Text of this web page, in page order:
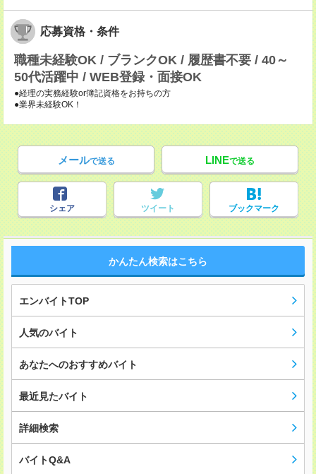
応募資格・条件
職種未経験OK / ブランクOK / 履歴書不要 / 40～
50代活躍中 / WEB登録・面接OK
●経理の実務経験or簿記資格をお持ちの方
●業界未経験OK！
メールで送る LINEで送る
シェア ツイート ブックマーク
かんたん検索はこちら
エンバイトTOP
人気のバイト
あなたへのおすすめバイト
最近見たバイト
詳細検索
バイトQ&A